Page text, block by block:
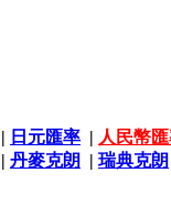
| 日元匯率 | 人民幣
| 丹麥克朗 | 瑞典克朗